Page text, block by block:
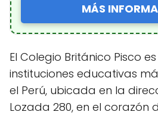
MÁS
El Colegio Británico Pisco
instituciones educativas
el Perú, ubicada en la
Lozada 280, en el corazón